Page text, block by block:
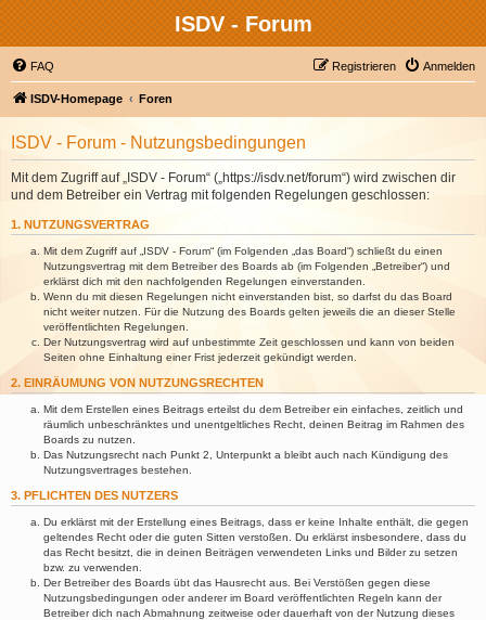
ISDV - Forum
FAQ Anmelden
Registrieren
ISDV-Homepage Foren
ISDV - Forum - Nutzungsbedingungen
Mit dem Zugriff auf „ISDV - Forum“ („https://isdv.net/forum“) wird zwischen dir
und dem Betreiber ein Vertrag mit folgenden Regelungen geschlossen:
1. NUTZUNGSVERTRAG
Mit dem Zugriff auf „ISDV - Forum“ (im Folgenden „das Board“) schließt du einen
Nutzungsvertrag mit dem Betreiber des Boards ab (im Folgenden „Betreiber“) und
erklärst dich mit den nachfolgenden Regelungen einverstanden.
Wenn du mit diesen Regelungen nicht einverstanden bist, so darfst du das Board
nicht weiter nutzen. Für die Nutzung des Boards gelten jeweils die an dieser Stelle
veröffentlichten Regelungen.
Der Nutzungsvertrag wird auf unbestimmte Zeit geschlossen und kann von beiden
Seiten ohne Einhaltung einer Frist jederzeit gekündigt werden.
2. EINRÄUMUNG VON NUTZUNGSRECHTEN
Mit dem Erstellen eines Beitrags erteilst du dem Betreiber ein einfaches, zeitlich und
räumlich unbeschränktes und unentgeltliches Recht, deinen Beitrag im Rahmen des
Boards zu nutzen.
Das Nutzungsrecht nach Punkt 2, Unterpunkt a bleibt auch nach Kündigung des
Nutzungsvertrages bestehen.
3. PFLICHTEN DES NUTZERS
Du erklärst mit der Erstellung eines Beitrags, dass er keine Inhalte enthält, die gegen
geltendes Recht oder die guten Sitten verstoßen. Du erklärst insbesondere, dass du
das Recht besitzt, die in deinen Beiträgen verwendeten Links und Bilder zu setzen
bzw. zu verwenden.
Der Betreiber des Boards übt das Hausrecht aus. Bei Verstößen gegen diese
Nutzungsbedingungen oder anderer im Board veröffentlichten Regeln kann der
Betreiber dich nach Abmahnung zeitweise oder dauerhaft von der Nutzung dieses